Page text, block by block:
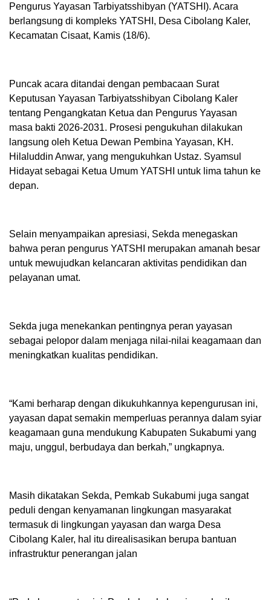
Pengurus Yayasan Tarbiyatsshibyan (YATSHI). Acara
berlangsung di kompleks YATSHI, Desa Cibolang Kaler,
Kecamatan Cisaat, Kamis (18/6).
Puncak acara ditandai dengan pembacaan Surat
Keputusan Yayasan Tarbiyatsshibyan Cibolang Kaler
tentang Pengangkatan Ketua dan Pengurus Yayasan
masa bakti 2026-2031. Prosesi pengukuhan dilakukan
langsung oleh Ketua Dewan Pembina Yayasan, KH.
Hilaluddin Anwar, yang mengukuhkan Ustaz. Syamsul
Hidayat sebagai Ketua Umum YATSHI untuk lima tahun ke
depan.
Selain menyampaikan apresiasi, Sekda menegaskan
bahwa peran pengurus YATSHI merupakan amanah besar
untuk mewujudkan kelancaran aktivitas pendidikan dan
pelayanan umat.
Sekda juga menekankan pentingnya peran yayasan
sebagai pelopor dalam menjaga nilai-nilai keagamaan dan
meningkatkan kualitas pendidikan.
“Kami berharap dengan dikukuhkannya kepengurusan ini,
yayasan dapat semakin memperluas perannya dalam syiar
keagamaan guna mendukung Kabupaten Sukabumi yang
maju, unggul, berbudaya dan berkah,” ungkapnya.
Masih dikatakan Sekda, Pemkab Sukabumi juga sangat
peduli dengan kenyamanan lingkungan masyarakat
termasuk di lingkungan yayasan dan warga Desa
Cibolang Kaler, hal itu direalisasikan berupa bantuan
infrastruktur penerangan jalan